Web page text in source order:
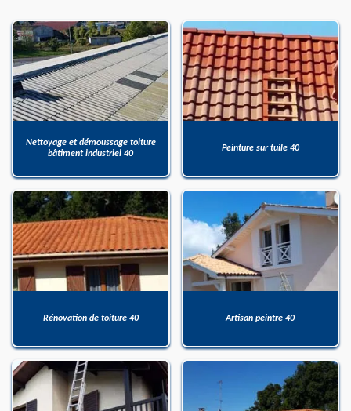
Nettoyage et démoussage toiture
bâtiment industriel 40
Peinture sur tuile 40
Rénovation de toiture 40 Artisan peintre 40